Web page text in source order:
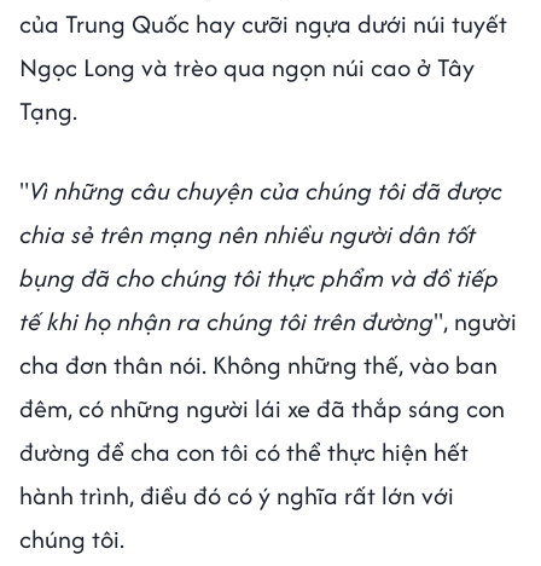
của Trung Quốc hay cưỡi ngựa dưới núi tuyết
Ngọc Long và trèo qua ngọn núi cao ở Tây
Tạng.
"Vì những câu chuyện của chúng tôi đã được
chia sẻ trên mạng nên nhiều người dân tốt
bụng đã cho chúng tôi thực phẩm và đồ tiếp
tế khi họ nhận ra chúng tôi trên đường", người
cha đơn thân nói. Không những thế, vào ban
đêm, có những người lái xe đã thắp sáng con
đường để cha con tôi có thể thực hiện hết
hành trình, điều đó có ý nghĩa rất lớn với
chúng tôi.